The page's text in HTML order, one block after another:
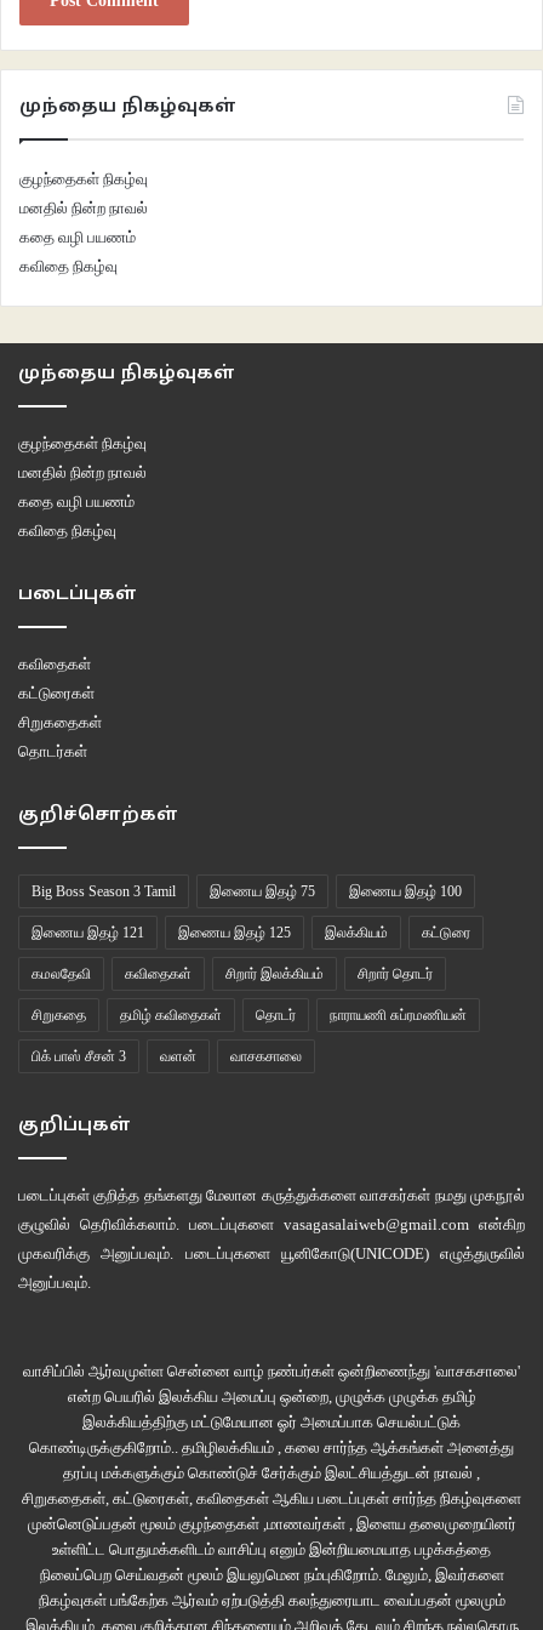
முந்தைய நிகழ்வுகள்
குழந்தைகள் நிகழ்வு
மனதில் நின்ற நாவல்
கதை வழி பயணம்
கவிதை நிகழ்வு
முந்தைய நிகழ்வுகள்
குழந்தைகள் நிகழ்வு
மனதில் நின்ற நாவல்
கதை வழி பயணம்
கவிதை நிகழ்வு
படைப்புகள்
கவிதைகள்
கட்டுரைகள்
சிறுகதைகள்
தொடர்கள்
குறிச்சொற்கள்
Big Boss Season 3 Tamil இணைய இதழ் 75 இணைய இதழ் 100
இணைய இதழ் 121 இணைய இதழ் 125 இலக்கியம் கட்டுரை
கமலதேவி கவிதைகள் சிறார் இலக்கியம் சிறார் தொடர்
சிறுகதை தமிழ் கவிதைகள் தொடர் நாராயணி சுப்ரமணியன்
பிக் பாஸ் சீசன் 3 வளன் வாசகசாலை
குறிப்புகள்
படைப்புகள் குறித்த தங்களது மேலான கருத்துக்களை வாசகர்கள் நமது முகநூல்
குழுவில் தெரிவிக்கலாம். படைப்புகளை vasagasalaiweb@gmail.com என்கிற
முகவரிக்கு அனுப்பவும். படைப்புகளை யூனிகோடு(UNICODE)எழுத்துருவில்
அனுப்பவும்.
வாசிப்பில் ஆர்வமுள்ள சென்னை வாழ் நண்பர்கள் ஒன்றிணைந்து 'வாசகசாலை'
என்ற பெயரில் இலக்கிய அமைப்பு ஒன்றை, முழுக்க முழுக்க தமிழ்
இலக்கியத்திற்கு மட்டுமேயான ஓர் அமைப்பாக செயல்பட்டுக்
கொண்டிருக்குகிறோம்.. தமிழிலக்கியம் , கலை சார்ந்த ஆக்கங்கள் அனைத்து
தரப்பு மக்களுக்கும் கொண்டுச் சேர்க்கும் இலட்சியத்துடன் நாவல் ,
சிறுகதைகள், கட்டுரைகள், கவிதைகள் ஆகிய படைப்புகள் சார்ந்த நிகழ்வுகளை
முன்னெடுப்பதன் மூலம் குழந்தைகள் ,மாணவர்கள் , இளைய தலைமுறையினர்
உள்ளிட்ட பொதுமக்களிடம் வாசிப்பு எனும் இன்றியமையாத பழக்கத்தை
நிலைப்பெற செய்வதன் மூலம் இயலுமென நம்புகிறோம். மேலும், இவர்களை
நிகழ்வுகள் பங்கேற்க ஆர்வம் ஏற்படுத்தி கலந்துரையாட வைப்பதன் மூலமும்
இலக்கியம், கலை குறித்தான சிந்தனையும் அறிவுத் தேடலும் சிறந்த நல்லதொரு